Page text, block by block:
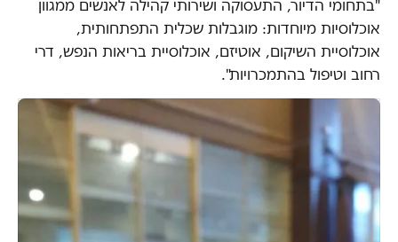
"בתחומי הדיור, התעסוקה ושירותי קהילה לאנשים ממגוון
אוכלוסיות מיוחדות: מוגבלות שכלית התפתחותית,
אוכלוסיית השיקום, אוטיזם, אוכלוסיית בריאות הנפש, דרי
רחוב וטיפול בהתמכרויות".